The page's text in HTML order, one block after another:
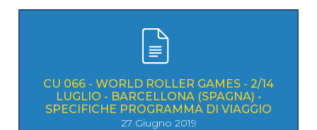
CU 066 - WORLD ROLLER GAMES - 2/14
LUGLIO - BARCELLONA (SPAGNA) -
SPECIFICHE PROGRAMMA DI VIAGGIO
27 Giugno 2019